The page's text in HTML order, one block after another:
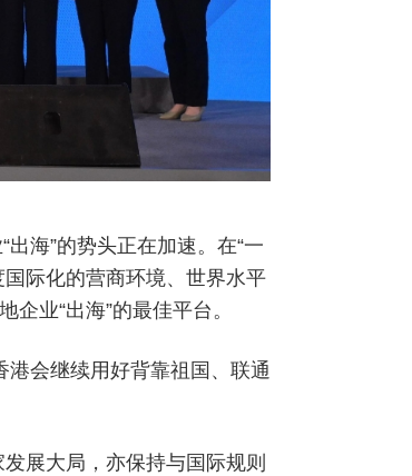
海”的势头正在加速。在“一
际化的营商环境、世界水平
业“出海”的最佳平台。
会继续用好背靠祖国、联通
展大局，亦保持与国际规则